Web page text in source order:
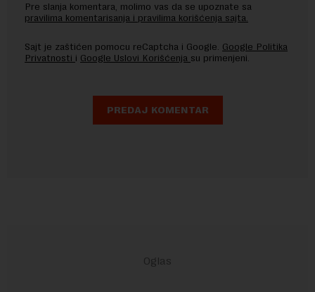
Pre slanja komentara, molimo vas da se upoznate sa
pravilima komentarisanja i pravilima korišćenja sajta.
Sajt je zaštićen pomocu reCaptcha i Google. Google Politika
Privatnosti i Google Uslovi Korišćenja su primenjeni.